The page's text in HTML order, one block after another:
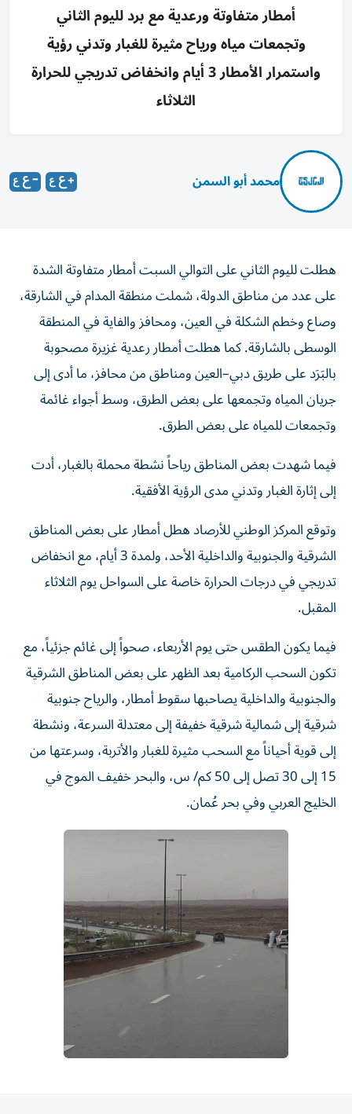
أمطار متفاوتة ورعدية مع برد لليوم الثاني
وتجمعات مياه ورياح مثيرة للغبار وتدني رؤية
واستمرار الأمطار 3 أيام وانخفاض تدريجي للحرارة
الثلاثاء
محمد أبو السمن
هطلت لليوم الثاني على التوالي السبت أمطار متفاوتة الشدة
على عدد من مناطق الدولة، شملت منطقة المدام في الشارقة،
وصاع وخطم الشكلة في العين، ومحافز والفاية في المنطقة
الوسطى بالشارقة. كما هطلت أمطار رعدية غزيرة مصحوبة
بالبَرَد على طريق دبي–العين ومناطق من محافز، ما أدى إلى
جريان المياه وتجمعها على بعض الطرق، وسط أجواء غائمة
وتجمعات للمياه على بعض الطرق.
فيما شهدت بعض المناطق رياحاً نشطة محملة بالغبار، أدت
إلى إثارة الغبار وتدني مدى الرؤية الأفقية.
وتوقع المركز الوطني للأرصاد هطل أمطار على بعض المناطق
الشرقية والجنوبية والداخلية الأحد، ولمدة 3 أيام، مع انخفاض
تدريجي في درجات الحرارة خاصة على السواحل يوم الثلاثاء
المقبل.
فيما يكون الطقس حتى يوم الأربعاء، صحواً إلى غائم جزئياً، مع
تكون السحب الركامية بعد الظهر على بعض المناطق الشرقية
والجنوبية والداخلية يصاحبها سقوط أمطار، والرياح جنوبية
شرقية إلى شمالية شرقية خفيفة إلى معتدلة السرعة، ونشطة
إلى قوية أحياناً مع السحب مثيرة للغبار والأتربة، وسرعتها من
15 إلى 30 تصل إلى 50 كم/ س، والبحر خفيف الموج في
الخليج العربي وفي بحر عُمان.